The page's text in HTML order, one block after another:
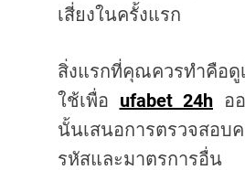
เสี่ยงในครั้งแรก
สิ่งแรกที่คุณควรทำคือ
ใช้เพื่อ
ufabet 24h อ
นั้นเสนอการตรวจสอบค
รหัสและมาตรการอื่น